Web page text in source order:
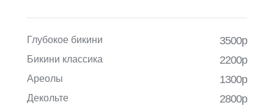
Глубокое бикини
Бикини классика
Ареолы
Декольте
3500р
2200р
1300р
2800р